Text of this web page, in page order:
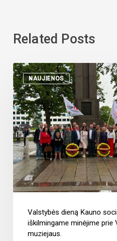
Related Posts
NAUJIENOS
Valstybės dieną Kauno
iškilmingame minėjime prie
muziejaus.